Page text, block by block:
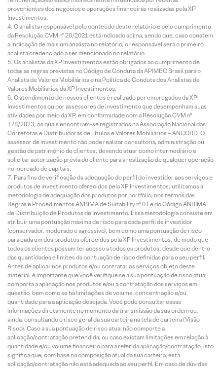
provenientes dos negócios e operações financeiras realizadas pela XP
Investimentos.
O analista responsável pelo conteúdo deste relatório e pelo cumprimento
da Resolução CVM nº 20/2021 está indicado acima, sendo que, caso constem
a indicação de mais um analista no relatório, o responsável será o primeiro
analista credenciado a ser mencionado no relatório.
Os analistas da XP Investimentos estão obrigados ao cumprimento de
todas as regras previstas no Código de Conduta da APIMEC Brasil para o
Analista de Valores Mobiliários e na Política de Conduta dos Analistas de
Valores Mobiliários da XP Investimentos.
O atendimento de nossos clientes é realizado por empregados da XP
Investimentos ou por assessores de investimento que desempenham suas
atividades por meio da XP, em conformidade com a Resolução CVM nº
178/2023, os quais encontram-se registrados na Associação Nacional das
Corretoras e Distribuidoras de Títulos e Valores Mobiliários – ANCORD. O
assessor de investimento não pode realizar consultoria, administração ou
gestão de patrimônio de clientes, devendo atuar como intermediário e
solicitar autorização prévia do cliente para a realização de qualquer operação
no mercado de capitais.
Para fins de verificação da adequação do perfil do investidor aos serviços e
produtos de investimento oferecidos pela XP Investimentos, utilizamos a
metodologia de adequação dos produtos por portfólio, nos termos das
Regras e Procedimentos ANBIMA de Suitability nº 01 e do Código ANBIMA
de Distribuição de Produtos de Investimento. Essa metodologia consiste em
atribuir uma pontuação máxima de risco para cada perfil de investidor
(conservador, moderado e agressivo), bem como uma pontuação de risco
para cada um dos produtos oferecidos pela XP Investimentos, de modo que
todos os clientes possam ter acesso a todos os produtos, desde que dentro
das quantidades e limites da pontuação de risco definidas para o seu perfil.
Antes de aplicar nos produtos e/ou contratar os serviços objeto deste
material, é importante que você verifique se a sua pontuação de risco atual
comporta a aplicação nos produtos e/ou a contratação dos serviços em
questão, bem como se há limitações de volume, concentração e/ou
quantidade para a aplicação desejada. Você pode consultar essas
informações diretamente no momento da transmissão da sua ordem ou,
ainda, consultando o risco geral da sua carteira na tela de carteira (Visão
Risco). Caso a sua pontuação de risco atual não comporte a
aplicação/contratação pretendida, ou caso existam limitações em relação à
quantidade e/ou volume financeiro para a referida aplicação/contratação, isto
significa que, com base na composição atual da sua carteira, esta
aplicação/contratação não está adequada ao seu perfil. Em caso de dúvidas